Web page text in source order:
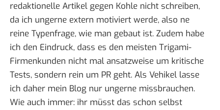
redaktionelle Artikel gegen Kohle nicht schreiben,
da ich ungerne extern motiviert werde, also ne
reine Typenfrage, wie man gebaut ist. Zudem habe
ich den Eindruck, dass es den meisten Trigami-
Firmenkunden nicht mal ansatzweise um kritische
Tests, sondern rein um PR geht. Als Vehikel lasse
ich daher mein Blog nur ungerne missbrauchen.
Wie auch immer: ihr müsst das schon selbst